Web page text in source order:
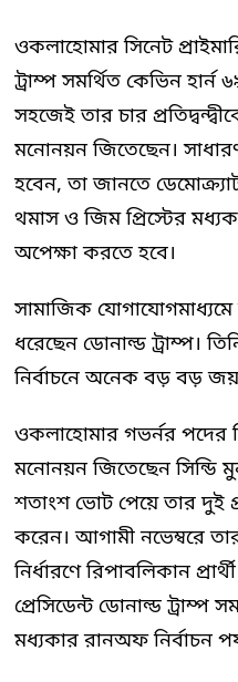
ওকলাহোমার সিনেট
ট্রাম্প সমর্থিত কেভিন
সহজেই তার চার
মনোনয়ন জিতেছেন। সাধারণ
হবেন, তা জানতে
থমাস ও জিম প্রিস্টের
অপেক্ষা করতে হবে।
সামাজিক
ধরেছেন ডোনাল্ড ট্রাম্প।
নির্বাচনে অনেক বড় বড় জয়
ওকলাহোমার গভর্নর পদের
মনোনয়ন জিতেছেন সিন্ডি
শতাংশ ভোট পেয়ে তার দুই
করেন। আগামী নভেম্বরে তার
নির্ধারণে রিপাবলিকান
প্রেসিডেন্ট ডোনাল্ড ট্রাম্প
মধ্যকার রানঅফ নির্বাচন